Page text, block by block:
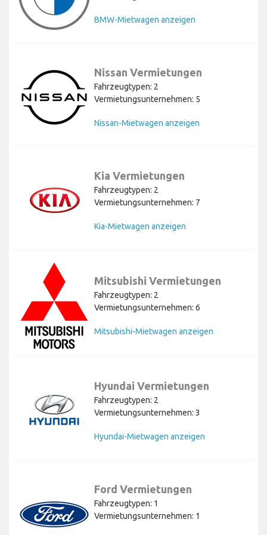
BMW-Mietwagen anzeigen
Nissan Vermietungen
Fahrzeugtypen: 2
Vermietungsunternehmen: 5
Nissan-Mietwagen anzeigen
Kia Vermietungen
Fahrzeugtypen: 2
Vermietungsunternehmen: 7
Kia-Mietwagen anzeigen
Mitsubishi Vermietungen
Fahrzeugtypen: 2
Vermietungsunternehmen: 6
Mitsubishi-Mietwagen anzeigen
Hyundai Vermietungen
Fahrzeugtypen: 2
Vermietungsunternehmen: 3
Hyundai-Mietwagen anzeigen
Ford Vermietungen
Fahrzeugtypen: 1
Vermietungsunternehmen: 1